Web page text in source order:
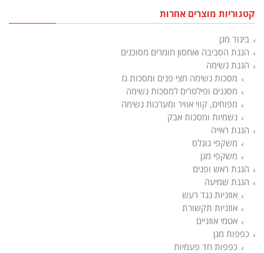
קטגוריות מוצרים אחרות
ביגוד מגן
הגנת הסביבה ואחסון חומרים מסוכנים
הגנת נשימה
מסכות נשימה חצי פנים ומסכות גז
מסננים ופילטרים למסכות נשימה
מפוחים, קווי אוויר ומערכות נשימה
נשמיות ומסכות אבק
הגנת ראייה
משקפי גוגלס
משקפי מגן
הגנת ראש ופנים
הגנת שמיעה
אוזניות נגד רעש
אוזניות תקשורת
אטמי אוזניים
כפפות מגן
כפפות חד פעמיות